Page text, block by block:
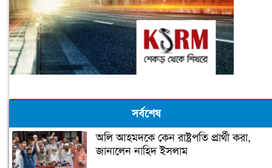
সর্বশেষ
অলি আহমদকে কেন রাষ্ট্রপতি প্রার্থী করা,
জানালেন নাহিদ ইসলাম